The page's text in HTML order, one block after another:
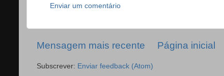
Enviar um comentário
Mensagem mais recente Página inicial
Subscrever: Enviar feedback (Atom)